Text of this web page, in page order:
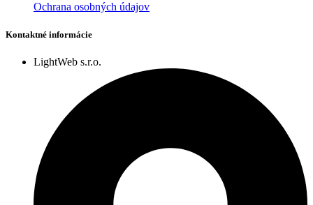
Ochrana osobných údajov
Kontaktné informácie
LightWeb s.r.o.